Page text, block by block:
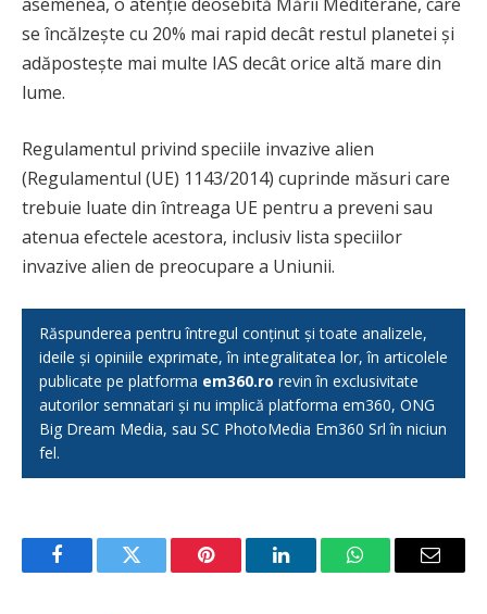
se încălzește cu 20% mai rapid decât restul planetei și
adăpostește mai multe IAS decât orice altă mare din
lume.
Regulamentul privind speciile invazive alien
(Regulamentul (UE) 1143/2014) cuprinde măsuri care
trebuie luate din întreaga UE pentru a preveni sau
atenua efectele acestora, inclusiv lista speciilor
invazive alien de preocupare a Uniunii.
Răspunderea pentru întregul conținut și toate analizele,
ideile și opiniile exprimate, în integralitatea lor, în articolele
publicate pe platforma em360.ro revin în exclusivitate
autorilor semnatari și nu implică platforma em360, ONG
Big Dream Media, sau SC PhotoMedia Em360 Srl în niciun
fel.
FacebookTwitter Pinterest LinkedInWhatsAppEmail